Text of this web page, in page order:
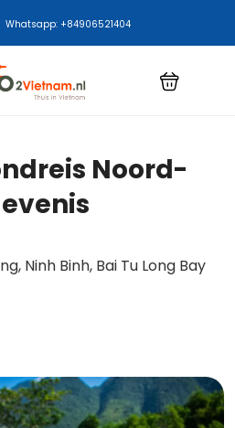
Whatsapp: +84906521404
Noord-
Ninh Binh, Bai Tu Long Bay